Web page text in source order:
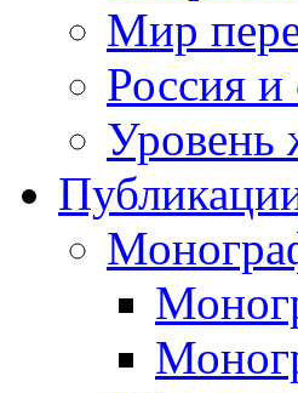
Мир
Россия
Уровень